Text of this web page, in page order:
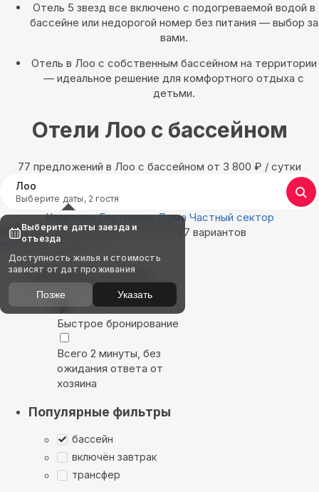
Отель 5 звезд все включено с подогреваемой водой в
бассейне или недорогой номер без питания — выбор за
вами.
Отель в Лоо с собственным бассейном на территории
— идеальное решение для комфортного отдыха с
детьми.
Отели Лоо с бассейном
77 предложений в Лоо с бассейном oт 3 800 ₽ / сутки
Лоо
Выберите даты, 2 гостя
Квартиры Гостиницы Дома Частный сектор
Найдём, где остановиться в Лоо: 77 вариантов
Показать на карте
Выбирайте лучшее
Быстрое бронирование
Всего 2 минуты, без
ожидания ответа от
хозяина
Популярные фильтры
бассейн
включён завтрак
трансфер
Выберите даты заезда и
отъезда
Доступность жилья и стоимость
зависят от дат проживания
Позже Указать